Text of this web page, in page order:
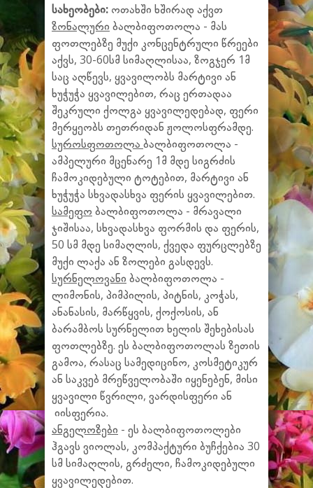
სახეობები: ოთახში ხშირად აქვთ
ზონალური ბალბიფოთოლა - მას
ფოთლებზე მუქი კონცენტრული წრეები
აქვს, 30-60სმ სიმაღლისაა, ზოგჯერ 1მ
საც აღწევს, ყვავილობს მარტივი ან
ხუჭუჭა ყვავილებით, რაც ერთადაა
შეკრული ქოლგა ყვავილედებად, ფერი
მერყეობს თეთრიდან ჟოლოსფრამდე.
სუროსფოთოლა ბალბიფოთოლა -
ამპელური მცენარე 1მ მდე სიგრძის
ჩამოკიდებული ტოტებით, მარტივი ან
ხუჭუჭა სხვადასხვა ფერის ყვავილებით.
სამეფო ბალბიფოთოლა - მრავალი
ჯიშისაა, სხვადასხვა ფორმის და ფერის,
50 სმ მდე სიმაღლის, ქვედა ფურცლებზე
მუქი ლაქა ან ზოლები გასდევს.
სურნელოვანი ბალბიფოთოლა -
ლიმონის, პიმპილის, პიტნის, კოჭას,
ანანასის, მარწყვის, ქოქოსის, ან
ბარამბოს სურნელით ხელის შეხებისას
ფოთლებზე. ეს ბალბიფოთოლას ზეთის
გამოა, რასაც სამედიცინო, კოსმეტიკურ
ან საკვებ მრეწველობაში იყენებენ, მისი
ყვავილი წვრილი, ვარდისფერი ან
იისფერია.
ანგელოზები - ეს ბალბიფოთოლები
ჰგავს ვიოლას, კომპაქტური ბუჩქებია 30
სმ სიმაღლის, გრძელი, ჩამოკიდებული
ყვავილედებით.